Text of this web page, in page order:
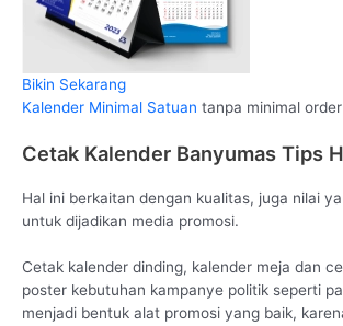
Bikin Sekarang
Kalender Minimal Satuan tanpa minimal order
Cetak Kalender Banyumas Tips
Hal ini berkaitan dengan kualitas, juga nilai
untuk dijadikan media promosi.
Cetak kalender dinding, kalender meja dan
poster kebutuhan kampanye politik seperti
menjadi bentuk alat promosi yang baik,